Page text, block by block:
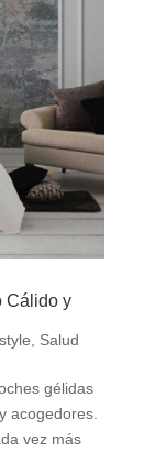
Cálido y
Salud
gélidas
acogedores.
vez más